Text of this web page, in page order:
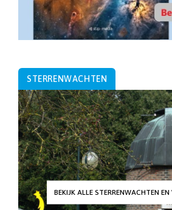
STERRENWACHTEN
BEKIJK ALLE STERRENWACHTEN EN